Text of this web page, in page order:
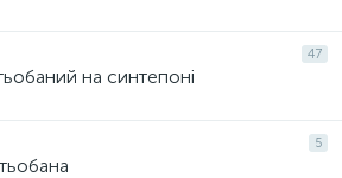
47
на синтепоні
5